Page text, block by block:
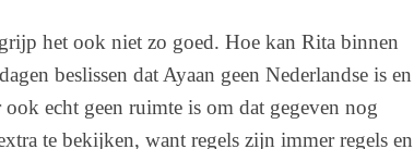
het ook niet zo goed. Hoe kan Rita binnen
beslissen dat Ayaan geen Nederlandse is en
ook echt geen ruimte is om dat gegeven nog
te bekijken, want regels zijn immer regels en